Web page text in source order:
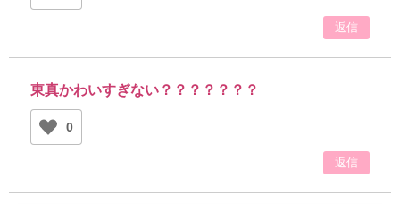
返信
東真かわいすぎない？？？？？？？
0
返信